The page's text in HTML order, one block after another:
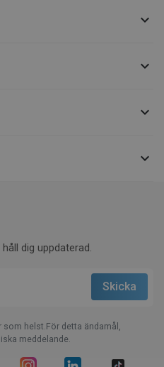




dig uppdaterad.
som helst.För detta ändamål,
meddelande.